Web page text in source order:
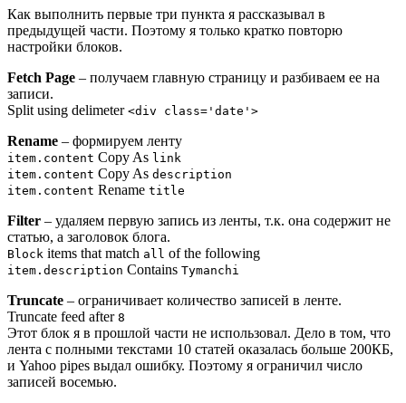
Как выполнить первые три пункта я рассказывал в
предыдущей части. Поэтому я только кратко повторю
настройки блоков.
Fetch Page – получаем главную страницу и разбиваем ее на
записи.
Split using delimeter <div class='date'>
Rename – формируем ленту
item.content Copy As link
item.content Copy As description
item.content Rename title
Filter – удаляем первую запись из ленты, т.к. она содержит не
статью, а заголовок блога.
Block items that match all of the following
item.description Contains Tymanchi
Truncate – ограничивает количество записей в ленте.
Truncate feed after 8
Этот блок я в прошлой части не использовал. Дело в том, что
лента с полными текстами 10 статей оказалась больше 200КБ,
и Yahoo pipes выдал ошибку. Поэтому я ограничил число
записей восемью.